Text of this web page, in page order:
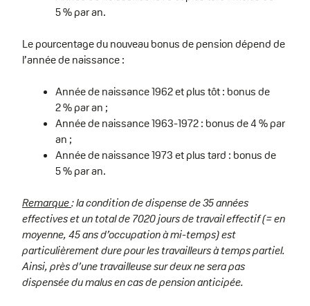
5 % par an.
Le pourcentage du nouveau bonus de pension dépend de
l’année de naissance :
Année de naissance 1962 et plus tôt : bonus de
2 % par an ;
Année de naissance 1963-1972 : bonus de 4 % par
an ;
Année de naissance 1973 et plus tard : bonus de
5 % par an.
Remarque: la condition de dispense de 35 années
effectives et un total de 7020 jours de travail effectif (= en
moyenne, 45 ans d’occupation à mi-temps) est
particulièrement dure pour les travailleurs à temps partiel.
Ainsi, près d’une travailleuse sur deux ne sera pas
dispensée du malus en cas de pension anticipée.